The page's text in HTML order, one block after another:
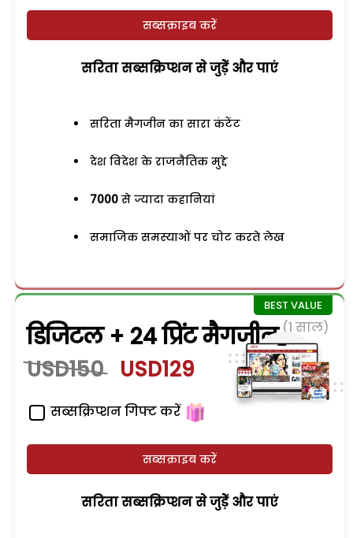
सब्सक्राइब करें
सरिता सब्सक्रिप्शन से जुड़ेें और पाएं
सरिता मैगजीन का सारा कंटेंट
देश विदेश के राजनैतिक मुद्दे
7000 से ज्यादा कहानियां
समाजिक समस्याओं पर चोट करते लेख
डिजिटल + 24 प्रिंट मैगजीन (1 साल)
USD150 USD129
सब्सक्रिप्शन गिफ्ट करें
सब्सक्राइब करें
सरिता सब्सक्रिप्शन से जुड़ेें और पाएं